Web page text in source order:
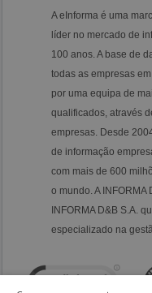
A eInforma é uma
líder no mercado de
100 anos. A base de
todas as empresas
por uma equipa de
qualificados, através
empresas. Desde
de informação
com mais de 600
o mundo. A
INFORMA D&B S.A.
especializado na